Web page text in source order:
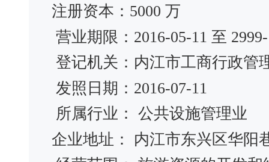
注册资本：5000 万
营业期限：2016-05-11 至
登记机关：内江市工商行政管
发照日期：2016-07-11
所属行业： 公共设施管理业
企业地址： 内江市东兴区华阳